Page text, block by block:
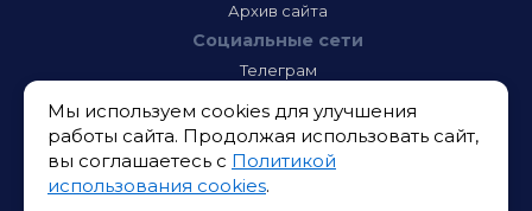
Архив сайта
Социальные сети
Телеграм
Инстаграм
Тик-Ток
Одноклассники
ВК
Мы используем cookies для улучшения
работы сайта. Продолжая использовать сайт,
вы соглашаетесь с Политикой
использования cookies.